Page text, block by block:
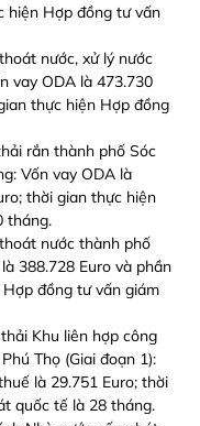
hiện Hợp đồng tư vấn
nước, xử lý nước
vay ODA là 473.730
thực hiện Hợp đồng
rắn thành phố Sóc
Vốn vay ODA là
thời gian thực hiện
tháng.
nước thành phố
388.728 Euro và phần
đồng tư vấn giám
Khu liên hợp công
Thọ (Giai đoạn 1):
là 29.751 Euro; thời
quốc tế là 28 tháng.